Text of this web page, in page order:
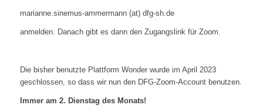
marianne.sinemus-ammermann (at) dfg-sh.de
anmelden. Danach gibt es dann den Zugangslink für Zoom.
Die bisher benutzte Plattform Wonder wurde im April 2023
geschlossen, so dass wir nun den DFG-Zoom-Account benutzen.
Immer am 2. Dienstag des Monats!